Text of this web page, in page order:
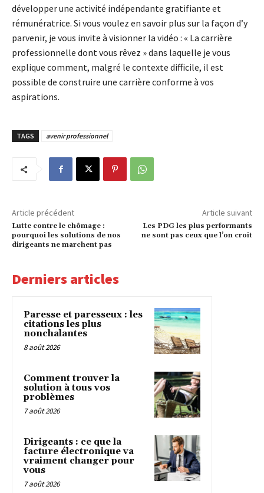
développer une activité indépendante gratifiante et
rémunératrice. Si vous voulez en savoir plus sur la façon d’y
parvenir, je vous invite à visionner la vidéo : « La carrière
professionnelle dont vous rêvez » dans laquelle je vous
explique comment, malgré le contexte difficile, il est
possible de construire une carrière conforme à vos
aspirations.
TAGS avenir professionnel
Article précédent
Lutte contre le chômage :
pourquoi les solutions de nos
dirigeants ne marchent pas
Article suivant
Les PDG les plus performants
ne sont pas ceux que l’on croit
Derniers articles
Paresse et paresseux : les
citations les plus
nonchalantes
8 août 2026
Comment trouver la
solution à tous vos
problèmes
7 août 2026
Dirigeants : ce que la
facture électronique va
vraiment changer pour
vous
7 août 2026